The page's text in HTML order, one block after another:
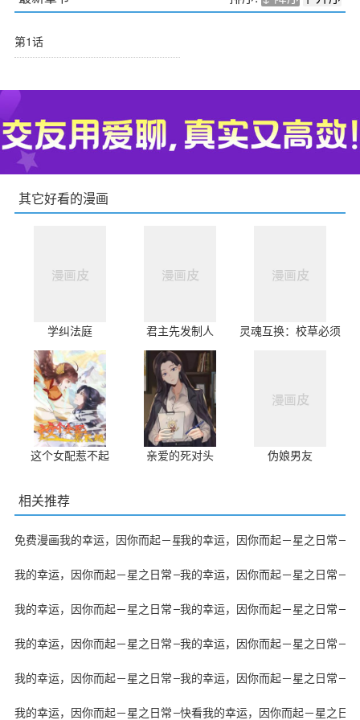
第1话
其它好看的漫画
学纠法庭 君主先发制人
灵魂互换：校草必须
这个女配惹不起 亲爱的死对头 伪娘男友
相关推荐
免费漫画我的幸运，因你而起－星之日常－我的幸运，因你而起－星之日常－
我的幸运，因你而起－星之日常－漫漫漫画免费版在线阅读
我的幸运，因你而起－星之日常－
我的幸运，因你而起－星之日常－51漫画我的幸运，因你而起－星之日常－
我的幸运，因你而起－星之日常－拷贝漫画我的幸运，因你而起－星之日常－
我的幸运，因你而起－星之日常－下拉漫画我的幸运，因你而起－星之日常－
我的幸运，因你而起－星之日常－的小说快看我的幸运，因你而起－星之日